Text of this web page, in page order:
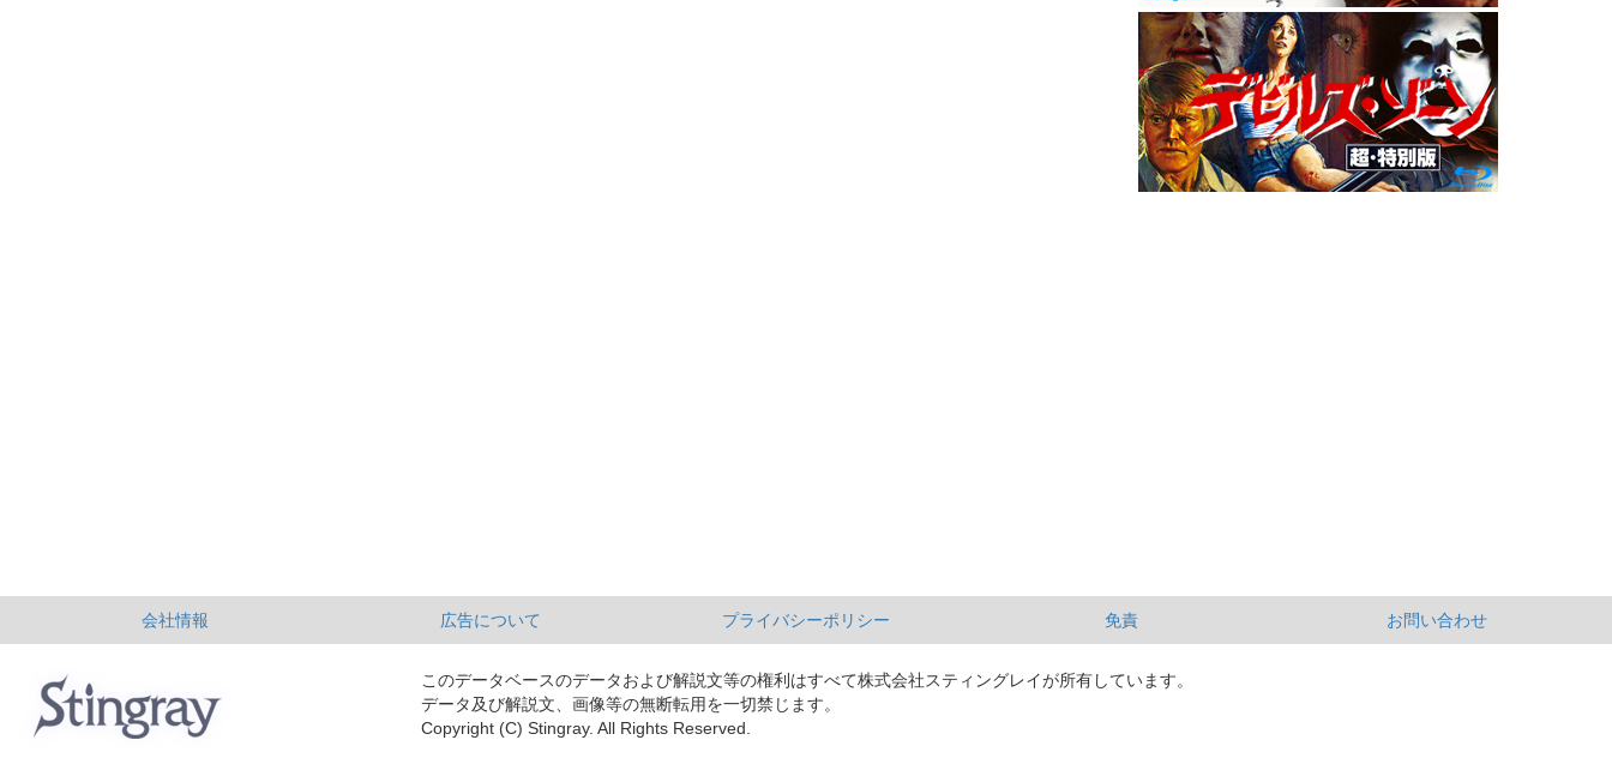
会社情報 広告について プライバシーポリシー 免責 お問い合わせ
このデータベースのデータおよび解説文等の権利はすべて株式会社スティングレイが所有しています。
データ及び解説文、画像等の無断転用を一切禁じます。
Copyright (C) Stingray. All Rights Reserved.